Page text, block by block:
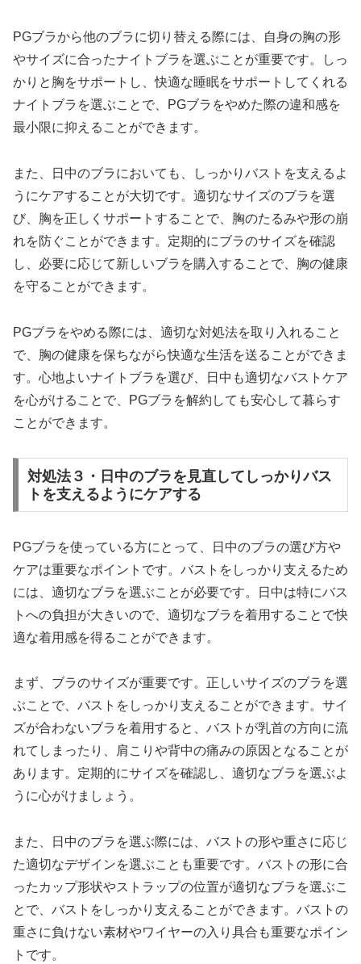
PGブラから他のブラに切り替える際には、自身の胸の形
やサイズに合ったナイトブラを選ぶことが重要です。しっ
かりと胸をサポートし、快適な睡眠をサポートしてくれる
ナイトブラを選ぶことで、PGブラをやめた際の違和感を
最小限に抑えることができます。
また、日中のブラにおいても、しっかりバストを支えるよ
うにケアすることが大切です。適切なサイズのブラを選
び、胸を正しくサポートすることで、胸のたるみや形の崩
れを防ぐことができます。定期的にブラのサイズを確認
し、必要に応じて新しいブラを購入することで、胸の健康
を守ることができます。
PGブラをやめる際には、適切な対処法を取り入れること
で、胸の健康を保ちながら快適な生活を送ることができま
す。心地よいナイトブラを選び、日中も適切なバストケア
を心がけることで、PGブラを解約しても安心して暮らす
ことができます。
対処法３・日中のブラを見直してしっかりバス
トを支えるようにケアする
PGブラを使っている方にとって、日中のブラの選び方や
ケアは重要なポイントです。バストをしっかり支えるため
には、適切なブラを選ぶことが必要です。日中は特にバス
トへの負担が大きいので、適切なブラを着用することで快
適な着用感を得ることができます。
まず、ブラのサイズが重要です。正しいサイズのブラを選
ぶことで、バストをしっかり支えることができます。サイ
ズが合わないブラを着用すると、バストが乳首の方向に流
れてしまったり、肩こりや背中の痛みの原因となることが
あります。定期的にサイズを確認し、適切なブラを選ぶよ
うに心がけましょう。
また、日中のブラを選ぶ際には、バストの形や重さに応じ
た適切なデザインを選ぶことも重要です。バストの形に合
ったカップ形状やストラップの位置が適切なブラを選ぶこ
とで、バストをしっかり支えることができます。バストの
重さに負けない素材やワイヤーの入り具合も重要なポイン
トです。